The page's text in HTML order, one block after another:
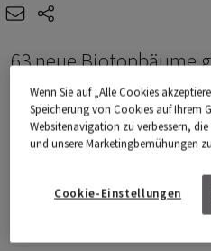
e-mail
63 neue Biotopbäume
den Lange Erlen.
und das Amt für Wald
Biotopbäume bieten
für spezialisierte Arten
den Umweltschutz
Wenn Sie auf „Alle Cookies
Speicherung von Cookies auf Ihrem
Websitenavigation zu verbessern,
und unsere Marketingbemühungen
Cookie-Einstellungen